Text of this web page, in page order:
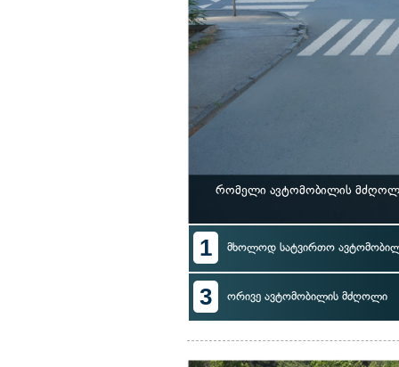
რომელი ავტომობილის მძღოლი
1 მხოლოდ სატვირთო
3 ორივე ავტომობილის მძღოლი